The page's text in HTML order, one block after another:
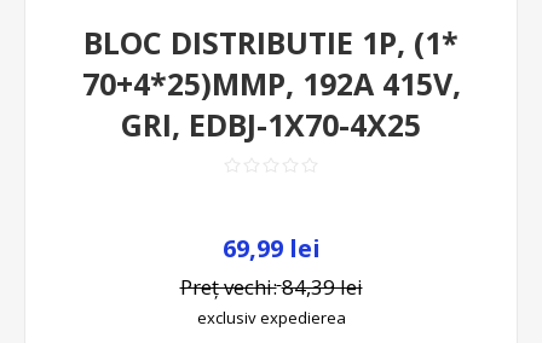
BLOC DISTRIBUTIE 1P, (1*
70+4*25)MMP, 192A 415V,
GRI, EDBJ-1X70-4X25
69,99 lei
Preț vechi:84,39 lei
exclusivexpedierea